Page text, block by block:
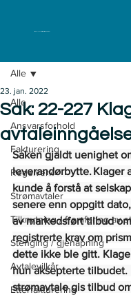
ELKLAGENEMNDA
Alle
Ansvarsforhold
Fakturering
Regelverk
Strømavtaler
Tilknytning / fremføring av
Stenging / gjenåpning
Avtalevilkår
Etterfakturering
Alle
Sak: 22-227
23. jan. 2022
Saken gjaldt uenighet
leverandørbytte. Klager
kunde å forstå at
senere enn oppgitt
av markedsført tilbud
registrerte krav om
dette ikke ble gitt.
hun aksepterte tilbudet.
strømavtale gis tilbud